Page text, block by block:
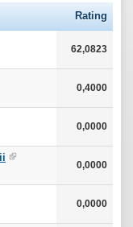
Rating
62,0823
0,4000
0,0000
0,0000
0,0000